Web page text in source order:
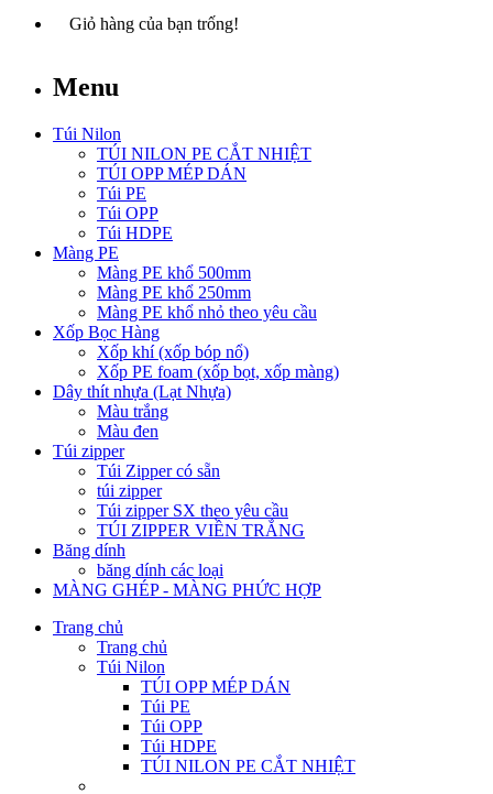
Giỏ hàng của bạn trống!
Menu
Túi Nilon
TÚI NILON PE CẮT NHIỆT
TÚI OPP MÉP DÁN
Túi PE
Túi OPP
Túi HDPE
Màng PE
Màng PE khổ 500mm
Màng PE khổ 250mm
Màng PE khổ nhỏ theo yêu cầu
Xốp Bọc Hàng
Xốp khí (xốp bóp nổ)
Xốp PE foam (xốp bọt, xốp màng)
Dây thít nhựa (Lạt Nhựa)
Màu trắng
Màu đen
Túi zipper
Túi Zipper có sẵn
túi zipper
Túi zipper SX theo yêu cầu
TÚI ZIPPER VIỀN TRẮNG
Băng dính
băng dính các loại
MÀNG GHÉP - MÀNG PHỨC HỢP
Trang chủ
Trang chủ
Túi Nilon
TÚI OPP MÉP DÁN
Túi PE
Túi OPP
Túi HDPE
TÚI NILON PE CẮT NHIỆT